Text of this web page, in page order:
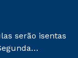
serão isentas